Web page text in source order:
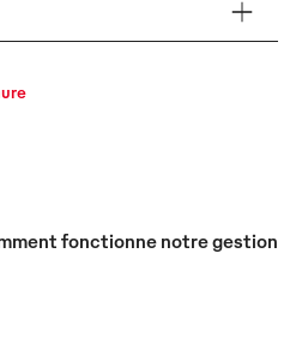
fonctionne notre gestion